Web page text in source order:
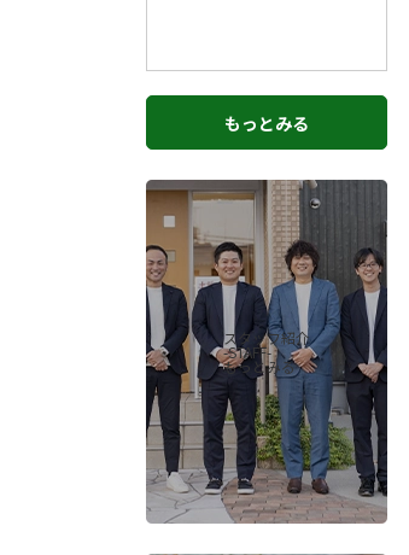
もっとみる
スタッフ紹介
-STAFF-
もっとみる